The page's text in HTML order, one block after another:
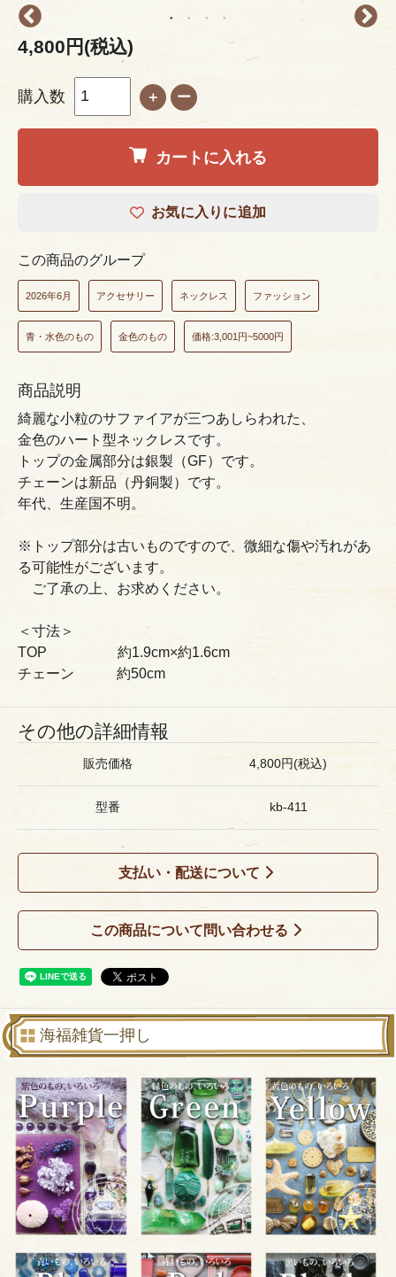
4,800円(税込)
購入数 ＋ ー
カートに入れる
お気に入りに追加
この商品のグループ
2026年6月 アクセサリー ネックレス ファッション
青・水色のもの 金色のもの 価格:3,001円~5000円
商品説明
綺麗な小粒のサファイアが三つあしらわれた、
金色のハート型ネックレスです。
トップの金属部分は銀製（GF）です。
チェーンは新品（丹銅製）です。
年代、生産国不明。
※トップ部分は古いものですので、微細な傷や汚れがあ
る可能性がございます。
ご了承の上、お求めください。
＜寸法＞
TOP 約1.9cm×約1.6cm
チェーン 約50cm
その他の詳細情報
販売価格 4,800円(税込)
型番 kb-411
支払い・配送について
この商品について問い合わせる
海福雑貨一押し